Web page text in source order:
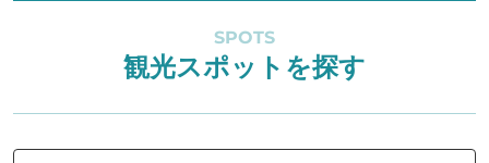
SPOTS
観光スポットを探す